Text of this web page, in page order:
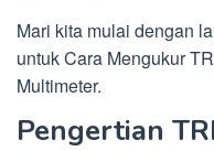
Mari kita mulai dengan
untuk Cara Mengukur
Multimeter.
Pengertian